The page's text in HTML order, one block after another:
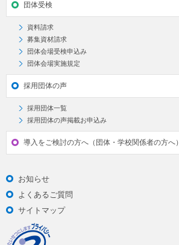
団体受検
資料請求
募集資材請求
団体会場受検申込み
団体会場実施規定
採用団体の声
採用団体一覧
採用団体の声掲載お申込み
導入をご検討の方へ（団体・学校関係者の方へ）
お知らせ
よくあるご質問
サイトマップ